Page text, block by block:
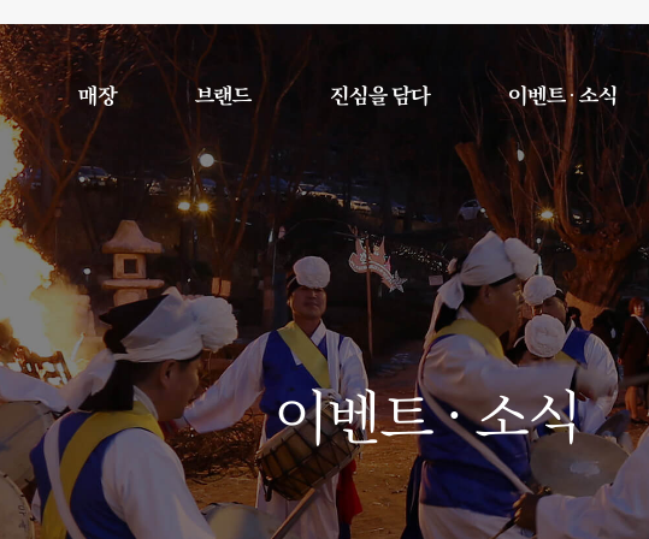
매장 브랜드 진심을 담다 이벤트 · 소식
이벤트 · 소식